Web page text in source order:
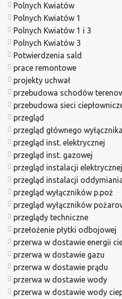
Polnych Kwiatów
Polnych Kwiatów 1
Polnych Kwiatów 1 i 3
Polnych Kwiatów 3
Potwierdzenia sald
prace remontowe
projekty uchwał
przebudowa schodów
przebudowa sieci
przegląd
przegląd głównego
przegląd inst. elektrycznej
przegląd inst. gazowej
przegląd instalacji elektrycznej
przegląd instalacji
przegląd wyłączników p.poż
przegląd wyłączników
przeglądy techniczne
przełożenie płytki odbojowej
przerwa w dostawie energii
przerwa w dostawie gazu
przerwa w dostawie prądu
przerwa w dostawie wody
przerwa w dostawie wody